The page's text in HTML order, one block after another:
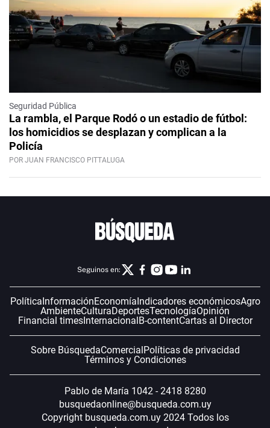
Seguridad Pública
La rambla, el Parque Rodó o un estadio de fútbol:
los homicidios se desplazan y complican a la
Policía
POR JUAN FRANCISCO PITTALUGA
Seguinos en:
PolíticaInformaciónEconomíaIndicadores económicosAgro
AmbienteCulturaDeportesTecnologíaOpinión
Financial timesInternacionalB-contentCartas al Director
Sobre BúsquedaComercialPolíticas de privacidad
Términos y Condiciones
Pablo de María 1042 - 2418 8280
busquedaonline@busqueda.com.uy
Copyright busqueda.com.uy 2024 Todos los